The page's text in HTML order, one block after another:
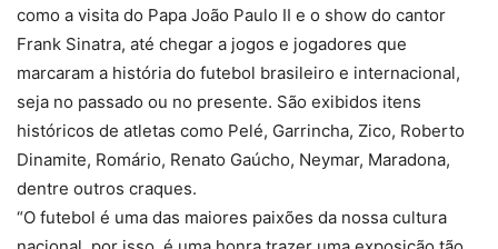
como a visita do Papa João Paulo II e o show do cantor
Frank Sinatra, até chegar a jogos e jogadores que
marcaram a história do futebol brasileiro e internacional,
seja no passado ou no presente. São exibidos itens
históricos de atletas como Pelé, Garrincha, Zico, Roberto
Dinamite, Romário, Renato Gaúcho, Neymar, Maradona,
dentre outros craques.
“O futebol é uma das maiores paixões da nossa cultura